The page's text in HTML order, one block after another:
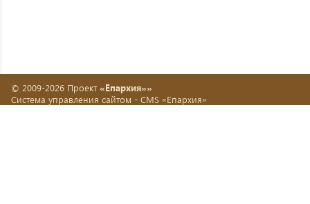
© 2009-2026 Проект «Епархия»»
Система управления сайтом - CMS «Епархия»